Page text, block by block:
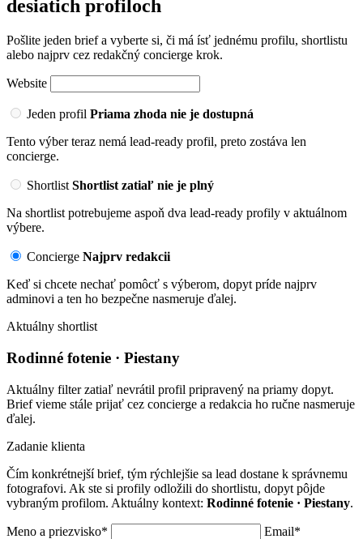
desiatich profiloch
Pošlite jeden brief a vyberte si, či má ísť jednému profilu, shortlistu
alebo najprv cez redakčný concierge krok.
Website
Jeden profil Priama zhoda nie je dostupná
Tento výber teraz nemá lead-ready profil, preto zostáva len
concierge.
Shortlist Shortlist zatiaľ nie je plný
Na shortlist potrebujeme aspoň dva lead-ready profily v aktuálnom
výbere.
Concierge Najprv redakcii
Keď si chcete nechať pomôcť s výberom, dopyt príde najprv
adminovi a ten ho bezpečne nasmeruje ďalej.
Aktuálny shortlist
Rodinné fotenie · Piestany
Aktuálny filter zatiaľ nevrátil profil pripravený na priamy dopyt.
Brief vieme stále prijať cez concierge a redakcia ho ručne nasmeruje
ďalej.
Zadanie klienta
Čím konkrétnejší brief, tým rýchlejšie sa lead dostane k správnemu
fotografovi. Ak ste si profily odložili do shortlistu, dopyt pôjde
vybraným profilom. Aktuálny kontext: Rodinné fotenie · Piestany.
Meno a priezvisko*
Email*